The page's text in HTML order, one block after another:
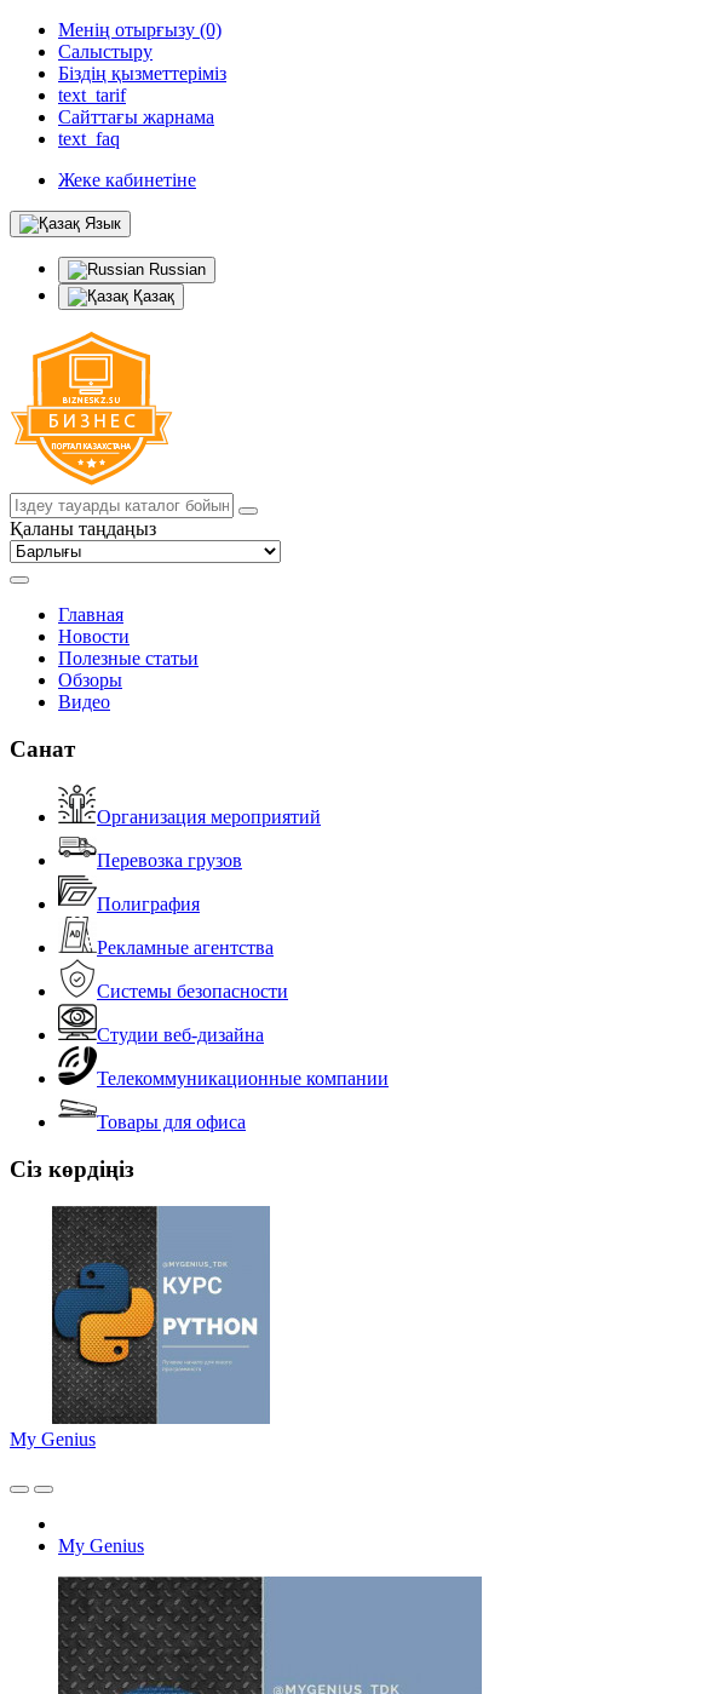
Менің отырғызу (0)
Салыстыру
Біздің қызметтеріміз
text_tarif
Сайттағы жарнама
text_faq
Жеке кабинетіне
Язык
Russian
Қазақ
Қаланы таңдаңыз
Главная
Новости
Полезные статьи
Обзоры
Видео
Санат
Организация мероприятий
Перевозка грузов
Полиграфия
Рекламные агентства
Системы безопасности
Студии веб-дизайна
Телекоммуникационные компании
Товары для офиса
Сіз көрдіңіз
My Genius
My Genius